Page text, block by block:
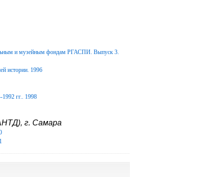
и музейным фондам РГАСПИ. Выпуск 3.
истории. 1996
гг.. 1998
г. Самара